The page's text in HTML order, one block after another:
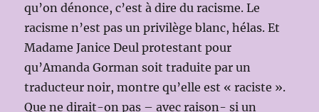
qu’on dénonce, c’est à dire du racisme. Le
racisme n’est pas un privilège blanc, hélas. Et
Madame Janice Deul protestant pour
qu’Amanda Gorman soit traduite par un
traducteur noir, montre qu’elle est « raciste ».
Que ne dirait-on pas – avec raison- si un